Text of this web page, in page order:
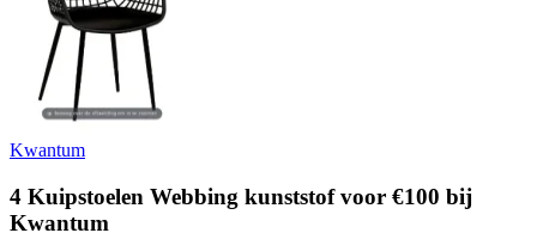
Kwantum
4 Kuipstoelen Webbing kunststof voor €100 bij
Kwantum